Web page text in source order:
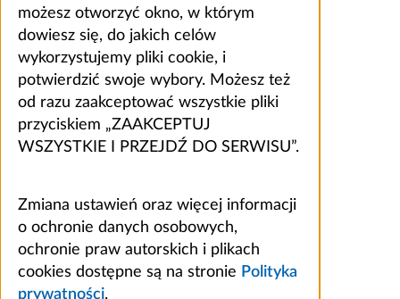
możesz otworzyć okno, w którym
dowiesz się, do jakich celów
wykorzystujemy pliki cookie, i
potwierdzić swoje wybory. Możesz też
od razu zaakceptować wszystkie pliki
przyciskiem „ZAAKCEPTUJ
WSZYSTKIE I PRZEJDŹ DO SERWISU”.
Zmiana ustawień oraz więcej informacji
o ochronie danych osobowych,
ochronie praw autorskich i plikach
cookies dostępne są na stronie Polityka
prywatności.